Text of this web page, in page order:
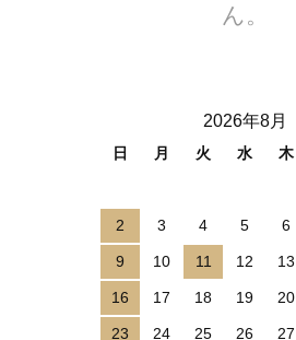
ん。
2026年8月
日 月 火 水 木
2 3 4 5 6
9 10 11 12 13
16 17 18 19 20
23 24 25 26 27